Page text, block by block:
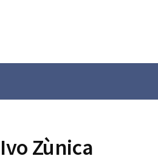
Ivo Zùnica